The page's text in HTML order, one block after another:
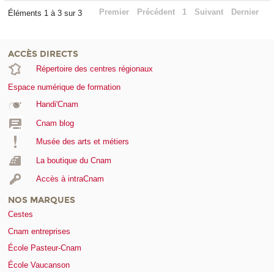
Éléments 1 à 3 sur 3 Premier Précédent 1 Suivant Dernier
ACCÈS DIRECTS
Répertoire des centres régionaux
Espace numérique de formation
Handi'Cnam
Cnam blog
Musée des arts et métiers
La boutique du Cnam
Accès à intraCnam
NOS MARQUES
Cestes
Cnam entreprises
École Pasteur-Cnam
École Vaucanson